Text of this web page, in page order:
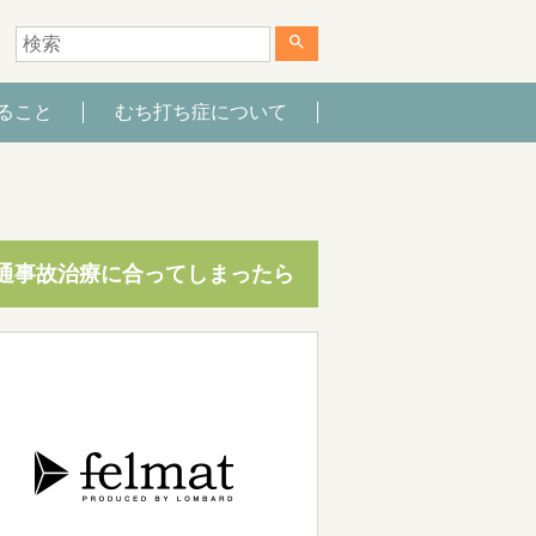
search
こと むち打ち症について
事故治療に合ってしまったら